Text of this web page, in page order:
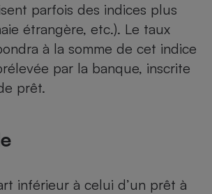
parfois des indices plus
étrangère, etc.). Le taux
à la somme de cet indice
par la banque, inscrite
prêt.
inférieur à celui d’un prêt à
Climatiseur -
Ventilateur